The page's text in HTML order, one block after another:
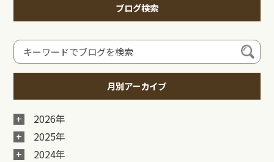
ブログ検索
月別アーカイブ
2026年
2025年
2024年